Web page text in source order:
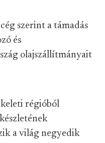
szerint a támadás
és
olajszállítmányait
régióból
a világ negyedik